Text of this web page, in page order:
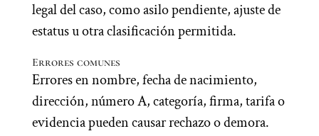
legal del caso, como asilo pendiente, ajuste de
estatus u otra clasificación permitida.
Errores comunes
Errores en nombre, fecha de nacimiento,
dirección, número A, categoría, firma, tarifa o
evidencia pueden causar rechazo o demora.